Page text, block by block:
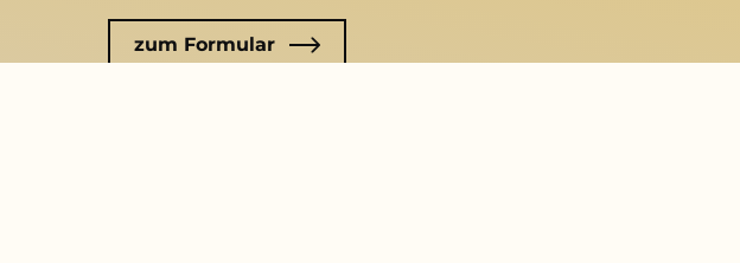
zum Formular